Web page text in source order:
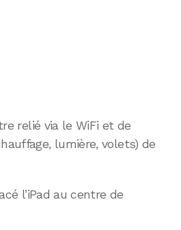
relié via le WiFi et de
lumière, volets) de
l’iPad au centre de